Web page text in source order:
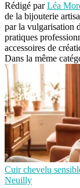
Rédigé parLéa
de la bijouterie
par la vulgarisation
pratiques
accessoires de
Dans la même
Cuir chevelu
Neuilly